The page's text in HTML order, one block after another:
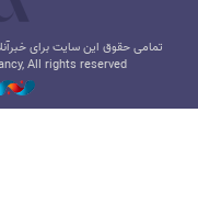
تمامی حقوق این سایت برای
All rights reserved